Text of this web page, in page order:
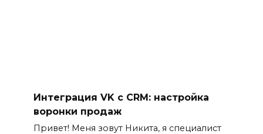
Интеграция VK с CRM: настройка
воронки продаж
Привет! Меня зовут Никита, я специалист